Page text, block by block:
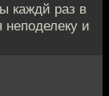
каждй раз в
неподелеку и